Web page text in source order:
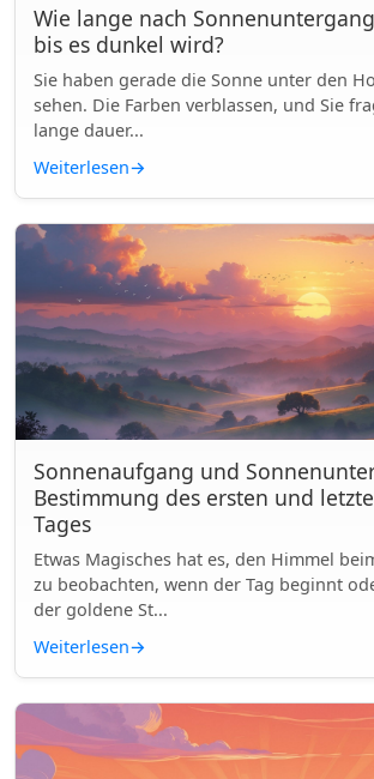
Wie lange nach
bis es dunkel wird?
Sie haben gerade die Sonne unter den
sehen. Die Farben verblassen, und Sie
lange dauer...
Weiterlesen→
Sonnenaufgang und
Bestimmung des ersten und
Tages
Etwas Magisches hat es, den Himmel
zu beobachten, wenn der Tag beginnt
der goldene St...
Weiterlesen→